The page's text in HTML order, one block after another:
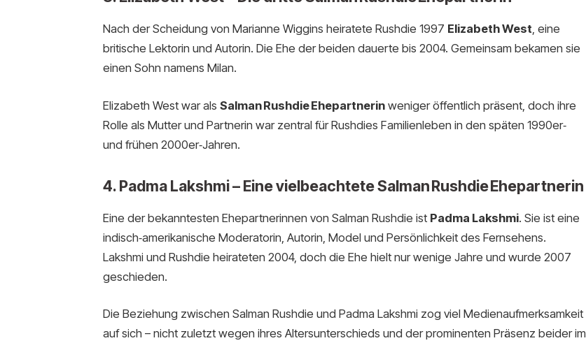
Nach der Scheidung von Marianne Wiggins heiratete Rushdie 1997 Elizabeth West, eine
britische Lektorin und Autorin. Die Ehe der beiden dauerte bis 2004. Gemeinsam bekamen sie
einen Sohn namens Milan.
Elizabeth West war als Salman Rushdie Ehepartnerinweniger öffentlich präsent, doch ihre
Rolle als Mutter und Partnerin war zentral für Rushdies Familienleben in den späten 1990er‑
und frühen 2000er‑Jahren.
4. Padma Lakshmi – Eine vielbeachtete Salman Rushdie Ehepartnerin
Eine der bekanntesten Ehepartnerinnen von Salman Rushdie ist Padma Lakshmi. Sie ist eine
indisch‑amerikanische Moderatorin, Autorin, Model und Persönlichkeit des Fernsehens.
Lakshmi und Rushdie heirateten 2004, doch die Ehe hielt nur wenige Jahre und wurde 2007
geschieden.
Die Beziehung zwischen Salman Rushdie und Padma Lakshmi zog viel Medienaufmerksamkeit
auf sich – nicht zuletzt wegen ihres Altersunterschieds und der prominenten Präsenz beider im